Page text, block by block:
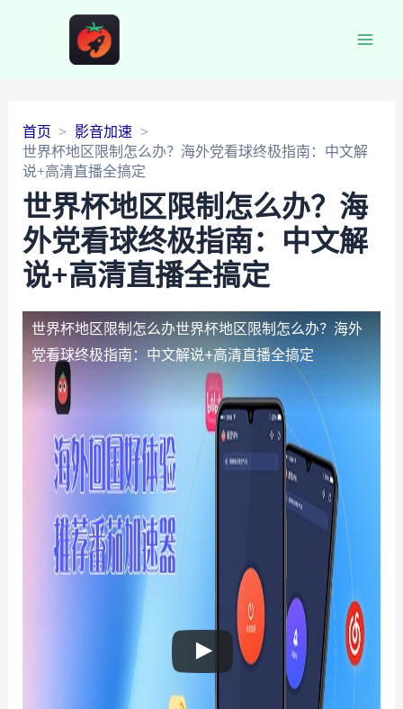
首页
影音加速
世界杯地区限制怎么办？海外党看球终极指南：中文解
说+高清直播全搞定
世界杯地区限制怎么办？海
外党看球终极指南：中文解
说+高清直播全搞定
世界杯地区限制怎么办世界杯地区限制怎么办？海外
党看球终极指南：中文解说+高清直播全搞定